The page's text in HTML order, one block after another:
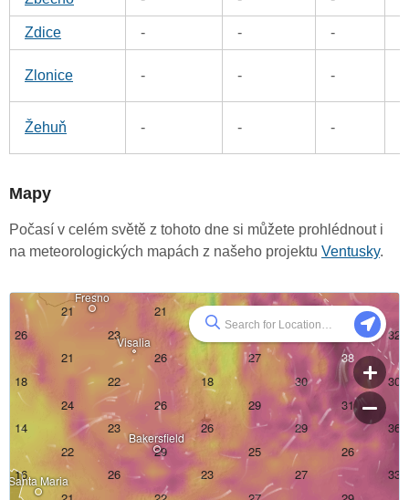
Zdice - - -
Zlonice - - -
Žehuň - - -
Mapy
Počasí v celém světě z tohoto dne si můžete prohlédnout i
na meteorologických mapách z našeho projektu Ventusky.